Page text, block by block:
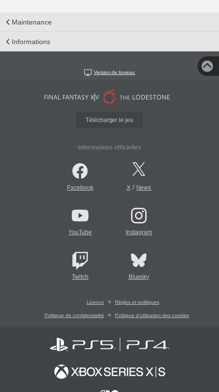
Maintenance
Informations
Version de bureau
Télécharger le jeu
Informations officielles
Facebook X/ News
YouTube Instagram
Twitch Bluesky
Licence Règles et politiques
Politique de confidentialité Politique d'utilisation des cookies